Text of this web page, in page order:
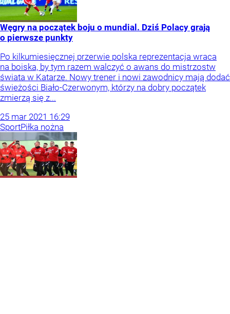
Węgry na początek boju o mundial. Dziś Polacy grają
o pierwsze punkty
Po kilkumiesięcznej przerwie polska reprezentacja wraca
na boiska, by tym razem walczyć o awans do mistrzostw
świata w Katarze. Nowy trener i nowi zawodnicy mają dodać
świeżości Biało-Czerwonym, którzy na dobry początek
zmierzą się z...
25 mar 2021 16:29
SportPiłka nożna